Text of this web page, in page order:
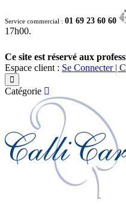
Service commercial : 01 69 23 60 60
17h00.
Ce site est réservé aux
Espace client : Se Connecter |
Catégorie